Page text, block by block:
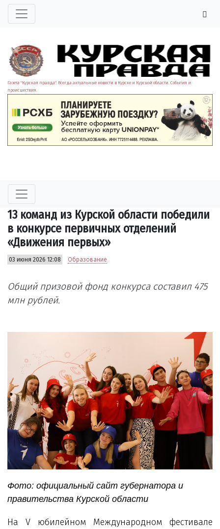
Газета "Курская правда". Всегда актуальные новости в Курске и Курской области. События и
происшествия.
13 команд из Курской области победили
в конкурсе первичных отделений
«Движения первых»
03 июня 2026 12:08 Образование
Общий призовой фонд конкурса составил 475
млн рублей.
Фото: официальный сайт губернатора и
правительства Курской области
На V юбилейном Международном фестивале